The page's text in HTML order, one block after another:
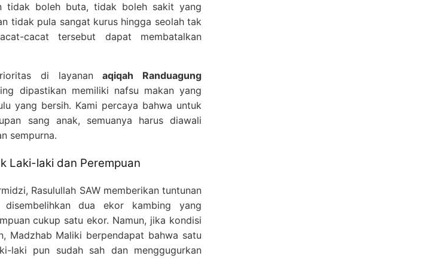
tidak boleh buta, tidak boleh sakit yang
tidak pula sangat kurus hingga seolah tak
cacat tersebut dapat membatalkan
di layananaqiqah Randuagung
dipastikan memiliki nafsu makan yang
yang bersih. Kami percaya bahwa untuk
sang anak, semuanya harus diawali
sempurna.
Laki-laki dan Perempuan
Rasulullah SAW memberikan tuntunan
dua ekor kambing yang
cukup satu ekor. Namun, jika kondisi
Madzhab Maliki berpendapat bahwa satu
laki pun sudah sah dan menggugurkan
via Whatsapp